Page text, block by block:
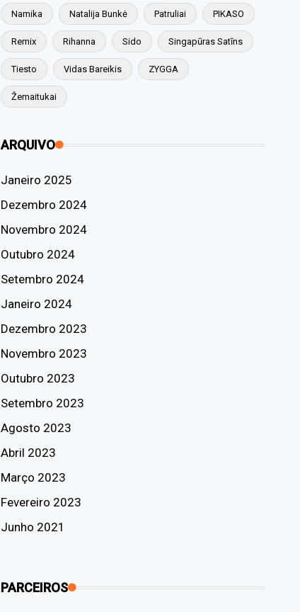
Namika Natalija Bunkė Patruliai PIKASO
Remix Rihanna Sido Singapūras Satīns
Tiesto Vidas Bareikis ZYGGA
Žemaitukai
ARQUIVO
Janeiro 2025
Dezembro 2024
Novembro 2024
Outubro 2024
Setembro 2024
Janeiro 2024
Dezembro 2023
Novembro 2023
Outubro 2023
Setembro 2023
Agosto 2023
Abril 2023
Março 2023
Fevereiro 2023
Junho 2021
PARCEIROS